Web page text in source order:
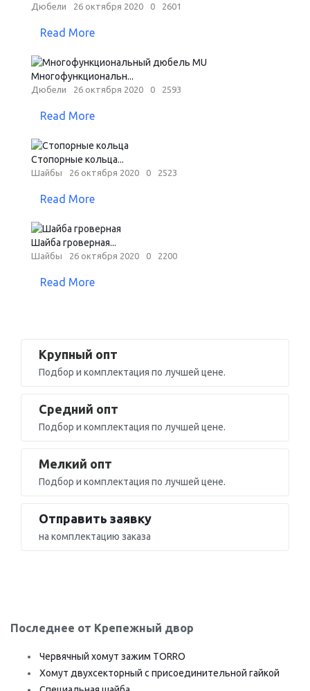
Дюбели 26 октября 2020 0 2601
Read More
Многофункциональн...
Дюбели 26 октября 2020 0 2593
Read More
Стопорные кольца...
Шайбы 26 октября 2020 0 2523
Read More
Шайба гроверная...
Шайбы 26 октября 2020 0 2200
Read More
Крупный опт
Подбор и комплектация по лучшей цене.
Средний опт
Подбор и комплектация по лучшей цене.
Мелкий опт
Подбор и комплектация по лучшей цене.
Отправить заявку
на комплектацию заказа
Последнее от Крепежный двор
Червячный хомут зажим TORRO
Хомут двухсекторный с присоединительной гайкой